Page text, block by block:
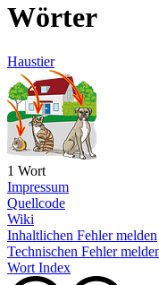
Wörter
Haustier
1 Wort
Impressum
Quellcode
Wiki
Inhaltlichen Fehler melden
Technischen Fehler
Wort Index